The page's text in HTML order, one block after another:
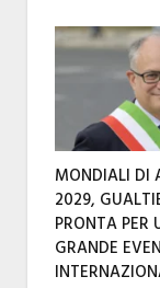
MONDIALI DI
2029,
PRONTA PER
GRANDE